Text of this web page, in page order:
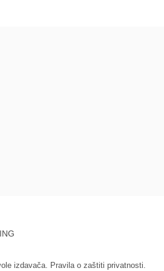
izdavača. Pravila o zaštiti privatnosti.